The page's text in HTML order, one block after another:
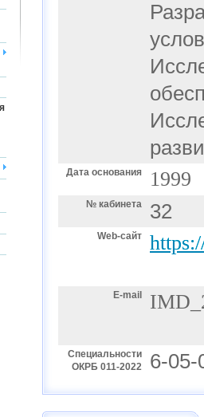
Дата основания 1999
№ кабинета 32
Web-сайт
E-mail
Специальности
ОКРБ 011-2022
6-